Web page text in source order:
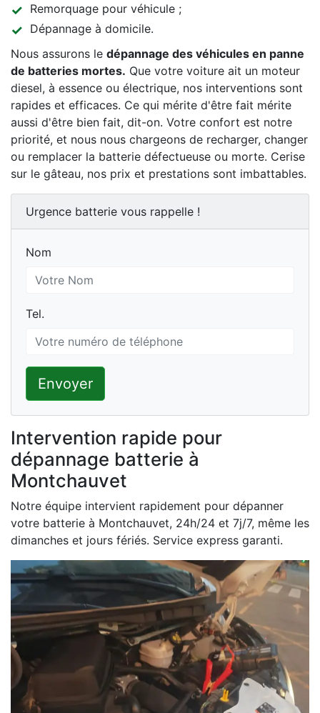
Remorquage pour véhicule ;
Dépannage à domicile.
Nous assurons le dépannage des véhicules en panne
de batteries mortes. Que votre voiture ait un moteur
diesel, à essence ou électrique, nos interventions sont
rapides et efficaces. Ce qui mérite d'être fait mérite
aussi d'être bien fait, dit-on. Votre confort est notre
priorité, et nous nous chargeons de recharger, changer
ou remplacer la batterie défectueuse ou morte. Cerise
sur le gâteau, nos prix et prestations sont imbattables.
Urgence batterie vous rappelle !
Nom
Nom
Tel.
Tel.
Envoyer
Intervention rapide pour
dépannage batterie à
Montchauvet
Notre équipe intervient rapidement pour dépanner
votre batterie à Montchauvet, 24h/24 et 7j/7, même les
dimanches et jours fériés. Service express garanti.